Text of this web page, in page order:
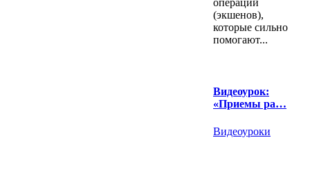
операций
(экшенов),
которые сильно
помогают...
Видеоурок:
«Приемы ра…
Видеоуроки